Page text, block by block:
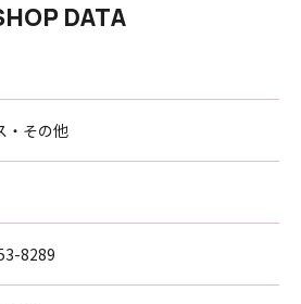
DATA
・その他
8289